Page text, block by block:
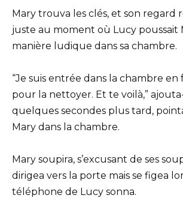
Mary trouva les clés, et son regard
juste au moment où Lucy poussait
manière ludique dans sa chambre.
“Je suis entrée dans la chambre
pour la nettoyer. Et te voilà,”
quelques secondes plus tard,
Mary dans la chambre.
Mary soupira, s’excusant de ses
dirigea vers la porte mais se figea
téléphone de Lucy sonna.